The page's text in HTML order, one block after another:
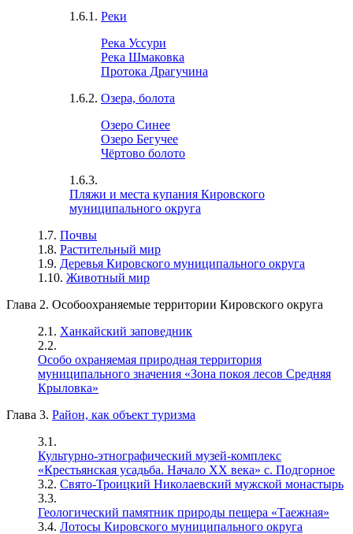
1.6.1. Реки
Река Уссури
Река Шмаковка
Протока Драгучина
1.6.2. Озера, болота
Озеро Синее
Озеро Бегучее
Чёртово болото
1.6.3.
Пляжи и места купания Кировского
муниципального округа
1.7. Почвы
1.8. Растительный мир
1.9. Деревья Кировского муниципального округа
1.10. Животный мир
Глава 2. Особоохраняемые территории Кировского округа
2.1. Ханкайский заповедник
2.2.
Особо охраняемая природная территория
муниципального значения «Зона покоя лесов Средняя
Крыловка»
Глава 3. Район, как объект туризма
3.1.
Культурно-этнографический музей-комплекс
«Крестьянская усадьба. Начало ХХ века» с. Подгорное
3.2. Свято-Троицкий Николаевский мужской монастырь
3.3.
Геологический памятник природы пещера «Таежная»
3.4. Лотосы Кировского муниципального округа